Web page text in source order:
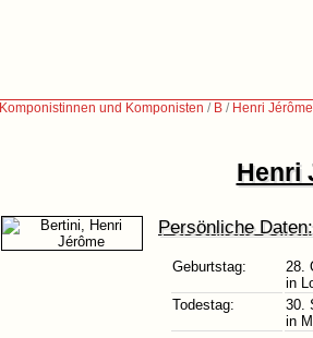
Komponistinnen und Komponisten / B / Henri
Henri
Persönliche Daten:
Geburtstag:
28.
in
Todestag:
30.
in